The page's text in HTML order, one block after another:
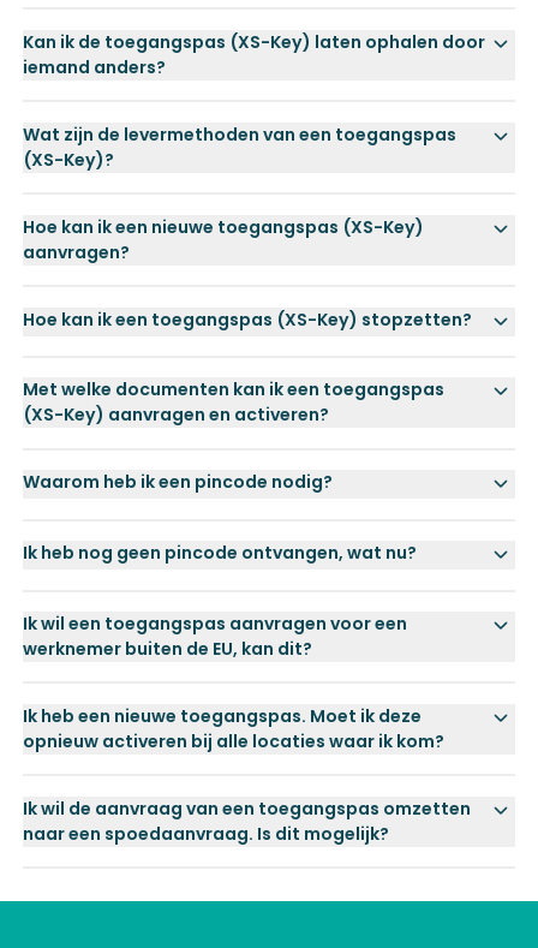
Kan ik de toegangspas (XS-Key) laten ophalen door
iemand anders?
Wat zijn de levermethoden van een toegangspas
(XS-Key)?
Hoe kan ik een nieuwe toegangspas (XS-Key)
aanvragen?
Hoe kan ik een toegangspas (XS-Key) stopzetten?
Met welke documenten kan ik een toegangspas
(XS-Key) aanvragen en activeren?
Waarom heb ik een pincode nodig?
Ik heb nog geen pincode ontvangen, wat nu?
Ik wil een toegangspas aanvragen voor een
werknemer buiten de EU, kan dit?
Ik heb een nieuwe toegangspas. Moet ik deze
opnieuw activeren bij alle locaties waar ik kom?
Ik wil de aanvraag van een toegangspas omzetten
naar een spoedaanvraag. Is dit mogelijk?